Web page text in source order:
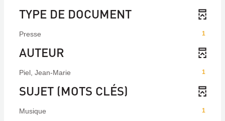
TYPE DE DOCUMENT
1
Presse
AUTEUR
1
Piel, Jean-Marie
SUJET (MOTS CLÉS)
1
Musique